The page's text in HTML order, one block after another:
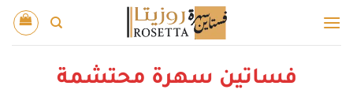
للمحتوى
فساتين سهرة محتشمة